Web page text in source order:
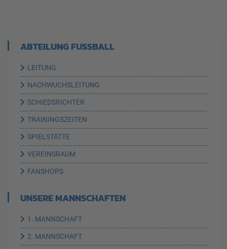
ABTEILUNG FUSSBALL
LEITUNG
NACHWUCHSLEITUNG
SCHIEDSRICHTER
TRAININGSZEITEN
SPIELSTÄTTE
VEREINSRAUM
FANSHOPS
UNSERE MANNSCHAFTEN
1. MANNSCHAFT
2. MANNSCHAFT